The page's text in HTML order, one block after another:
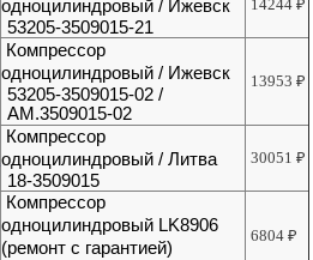
одноцилиндровый / Ижевск
53205-3509015-21
14244₽
Компрессор
одноцилиндровый / Ижевск
53205-3509015-02 /
АМ.3509015-02
13953₽
Компрессор
одноцилиндровый / Литва
18-3509015
30051₽
Компрессор
одноцилиндровый LK8906
(ремонт с гарантией)
6804₽